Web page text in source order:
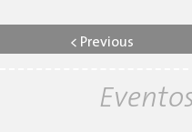
< Previous